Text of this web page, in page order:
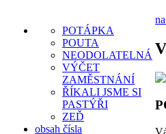
POTÁPKA
POUTA
NEODOLATELNÁ
VÝČET
ZAMĚSTNÁNÍ
ŘÍKALI JSME SI
PASTÝŘI
ZEĎ
obsah čísla